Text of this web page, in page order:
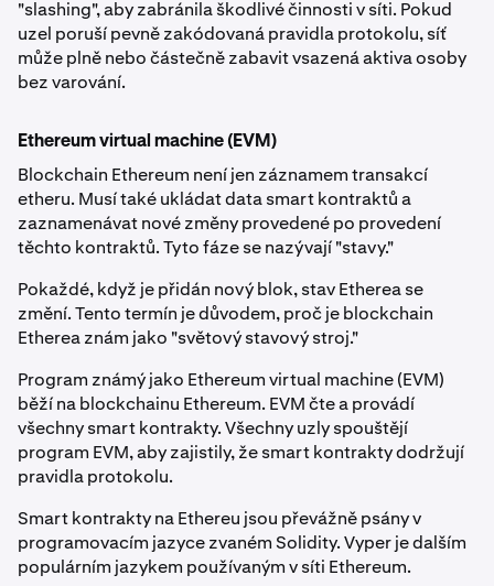
"slashing", aby zabránila škodlivé činnosti v síti. Pokud
uzel poruší pevně zakódovaná pravidla protokolu, síť
může plně nebo částečně zabavit vsazená aktiva osoby
bez varování.
Ethereum virtual machine (EVM)
Blockchain Ethereum není jen záznamem transakcí
etheru. Musí také ukládat data smart kontraktů a
zaznamenávat nové změny provedené po provedení
těchto kontraktů. Tyto fáze se nazývají "stavy."
Pokaždé, když je přidán nový blok, stav Etherea se
změní. Tento termín je důvodem, proč je blockchain
Etherea znám jako "světový stavový stroj."
Program známý jako Ethereum virtual machine (EVM)
běží na blockchainu Ethereum. EVM čte a provádí
všechny smart kontrakty. Všechny uzly spouštějí
program EVM, aby zajistily, že smart kontrakty dodržují
pravidla protokolu.
Smart kontrakty na Ethereu jsou převážně psány v
programovacím jazyce zvaném Solidity. Vyper je dalším
populárním jazykem používaným v síti Ethereum.